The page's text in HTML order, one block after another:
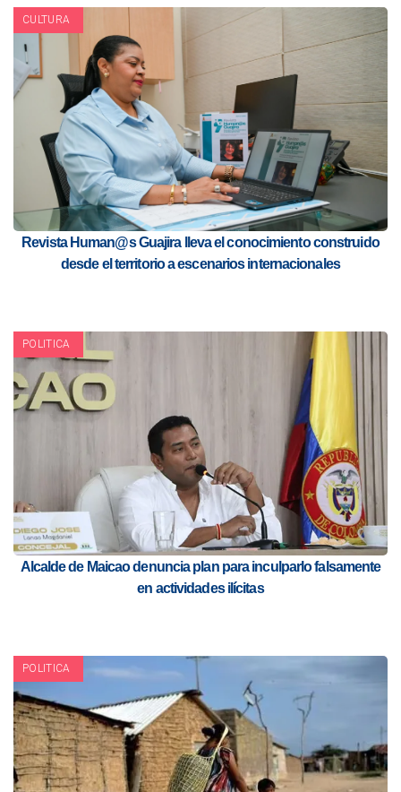
CULTURA
Revista Human@s Guajira lleva el conocimiento construido
desde el territorio a escenarios internacionales
POLITICA
Alcalde de Maicao denuncia plan para inculparlo falsamente
en actividades ilícitas
POLITICA